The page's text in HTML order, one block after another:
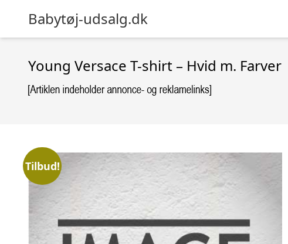
Babytøj-udsalg.dk
Young Versace T-shirt – Hvid m. Farver
Tilbud!